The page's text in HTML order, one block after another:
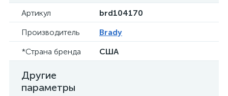
Артикул
brd104170
Производитель
Brady
*Страна бренда
США
Другие
параметры